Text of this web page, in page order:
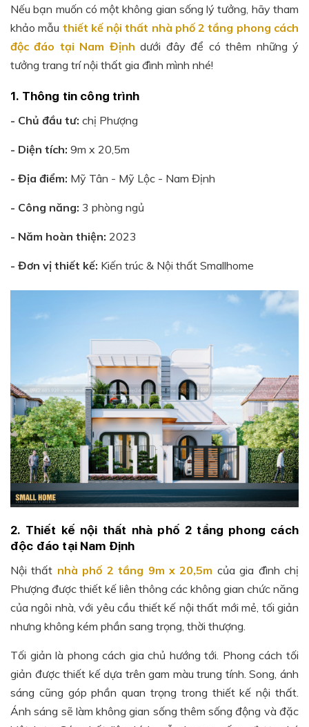
Nếu bạn muốn có một không gian sống lý tưởng, hãy tham
khảo mẫu thiết kế nội thất nhà phố 2 tầng phong cách
độc đáo tại Nam Định dưới đây để có thêm những ý
tưởng trang trí nội thất gia đình mình nhé!
1. Thông tin công trình
- Chủ đầu tư: chị Phượng
- Diện tích: 9m x 20,5m
- Địa điểm: Mỹ Tân - Mỹ Lộc - Nam Định
- Công năng: 3 phòng ngủ
- Năm hoàn thiện: 2023
- Đơn vị thiết kế: Kiến trúc & Nội thất Smallhome
2. Thiết kế nội thất nhà phố 2 tầng phong cách
độc đáo tại Nam Định
Nội thất nhà phố 2 tầng 9m x 20,5m của gia đình chị
Phượng được thiết kế liên thông các không gian chức năng
của ngôi nhà, với yêu cầu thiết kế nội thất mới mẻ, tối giản
nhưng không kém phần sang trọng, thời thượng.
Tối giản là phong cách gia chủ hướng tới. Phong cách tối
giản được thiết kế dựa trên gam màu trung tính. Song, ánh
sáng cũng góp phần quan trọng trong thiết kế nội thất.
Ánh sáng sẽ làm không gian sống thêm sống động và đặc